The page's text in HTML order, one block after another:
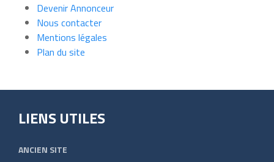
Devenir Annonceur
Nous contacter
Mentions légales
Plan du site
LIENS UTILES
ANCIEN SITE